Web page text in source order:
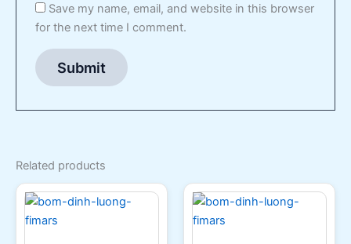
Save my name, email, and website in this browser
for the next time I comment.
Related products